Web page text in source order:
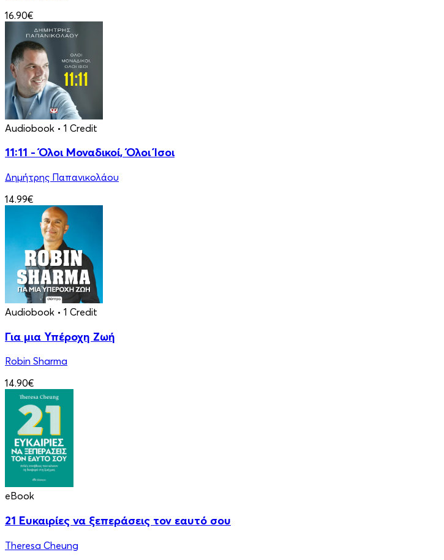
16.90€
Audiobook • 1 Credit
11:11 - Όλοι Μοναδικοί, Όλοι Ίσοι
Δημήτρης Παπανικολάου
14.99€
Audiobook • 1 Credit
Για μια Υπέροχη Ζωή
Robin Sharma
14.90€
eBook
21 Ευκαιρίες να ξεπεράσεις τον εαυτό σου
Theresa Cheung